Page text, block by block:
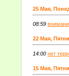
25 Мая,
08:59
22 Мая,
14:00 нет
15 Мая,